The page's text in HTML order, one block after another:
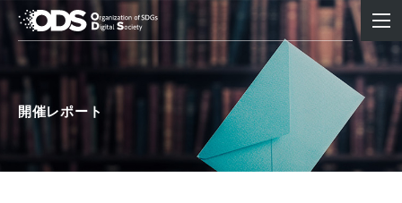
開催レポート